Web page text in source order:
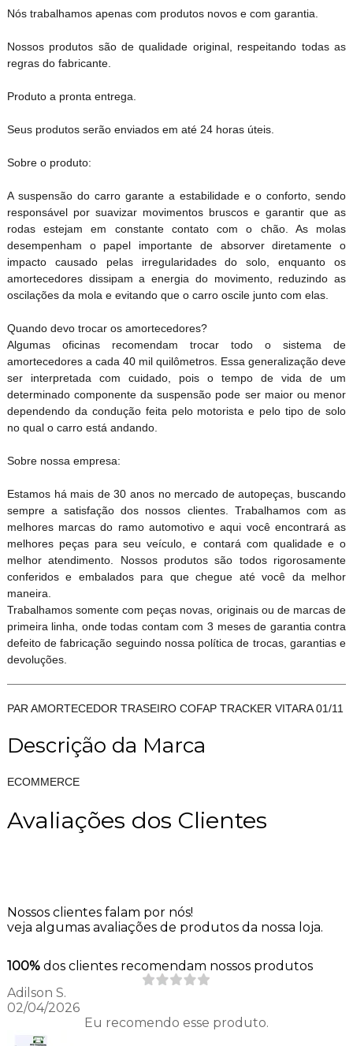
Nós trabalhamos apenas com produtos novos e com garantia.
Nossos produtos são de qualidade original, respeitando todas as
regras do fabricante.
Produto a pronta entrega.
Seus produtos serão enviados em até 24 horas úteis.
Sobre o produto:
A suspensão do carro garante a estabilidade e o conforto, sendo
responsável por suavizar movimentos bruscos e garantir que as
rodas estejam em constante contato com o chão. As molas
desempenham o papel importante de absorver diretamente o
impacto causado pelas irregularidades do solo, enquanto os
amortecedores dissipam a energia do movimento, reduzindo as
oscilações da mola e evitando que o carro oscile junto com elas.
Quando devo trocar os amortecedores?
Algumas oficinas recomendam trocar todo o sistema de
amortecedores a cada 40 mil quilômetros. Essa generalização deve
ser interpretada com cuidado, pois o tempo de vida de um
determinado componente da suspensão pode ser maior ou menor
dependendo da condução feita pelo motorista e pelo tipo de solo
no qual o carro está andando.
Sobre nossa empresa:
Estamos há mais de 30 anos no mercado de autopeças, buscando
sempre a satisfação dos nossos clientes. Trabalhamos com as
melhores marcas do ramo automotivo e aqui você encontrará as
melhores peças para seu veículo, e contará com qualidade e o
melhor atendimento. Nossos produtos são todos rigorosamente
conferidos e embalados para que chegue até você da melhor
maneira.
Trabalhamos somente com peças novas, originais ou de marcas de
primeira linha, onde todas contam com 3 meses de garantia contra
defeito de fabricação seguindo nossa política de trocas, garantias e
devoluções.
PAR AMORTECEDOR TRASEIRO COFAP TRACKER VITARA 01/11
Descrição da Marca
ECOMMERCE
Avaliações dos Clientes
Nossos clientes falam por nós!
veja algumas avaliações de produtos da nossa loja.
100% dos clientes recomendam nossos produtos
Adilson S.
02/04/2026
Eu recomendo esse produto.